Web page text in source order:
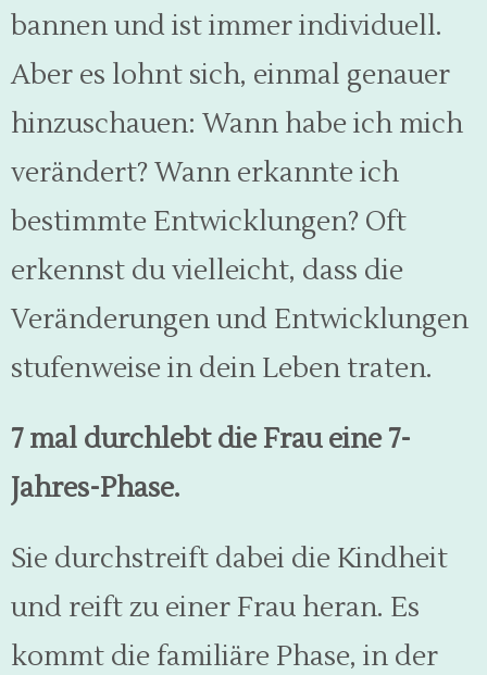
bannen und ist immer individuell.
Aber es lohnt sich, einmal genauer
hinzuschauen: Wann habe ich mich
verändert? Wann erkannte ich
bestimmte Entwicklungen? Oft
erkennst du vielleicht, dass die
Veränderungen und Entwicklungen
stufenweise in dein Leben traten.
7 mal durchlebt die Frau eine 7-
Jahres-Phase.
Sie durchstreift dabei die Kindheit
und reift zu einer Frau heran. Es
kommt die familiäre Phase, in der